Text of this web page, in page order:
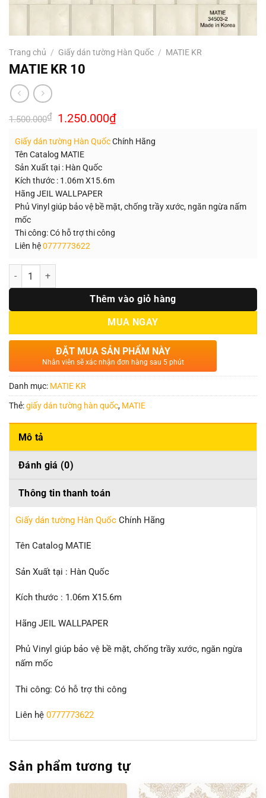
Trang chủ / Giấy dán tường Hàn Quốc / MATIE KR
MATIE KR 10
1.500.000₫ Giá
gốc
1.500.000₫.
1.250.000₫Giá
hiện
là:
Giấy dán tường Hàn QuốcChính Hãng
Tên Catalog MATIE
Sản Xuất tại : Hàn Quốc
Kích thước : 1.06m X15.6m
Hãng JEIL WALLPAPER
Phủ Vinyl giúp bảo vệ bề mặt, chống trầy xước, ngăn ngừa nấm
mốc
Thi công: Có hỗ trợ thi công
Liên hệ0777773622
Số lượng
Thêm vào giỏ hàng
MUA NGAY
ĐẶT MUA SẢN PHẨM NÀY
Nhân viên sẽ xác nhận đơn hàng sau 5 phút
Danh mục: MATIE KR
Thẻ:giấy dán tường hàn quốc, MATIE
Mô tả
Đánh giá (0)
Thông tin thanh toán
Giấy dán tường Hàn Quốc Chính Hãng
Tên Catalog MATIE
Sản Xuất tại : Hàn Quốc
Kích thước : 1.06m X15.6m
Hãng JEIL WALLPAPER
Phủ Vinyl giúp bảo vệ bề mặt, chống trầy xước, ngăn ngừa
nấm mốc
Thi công: Có hỗ trợ thi công
Liên hệ 0777773622
Sản phẩm tương tự